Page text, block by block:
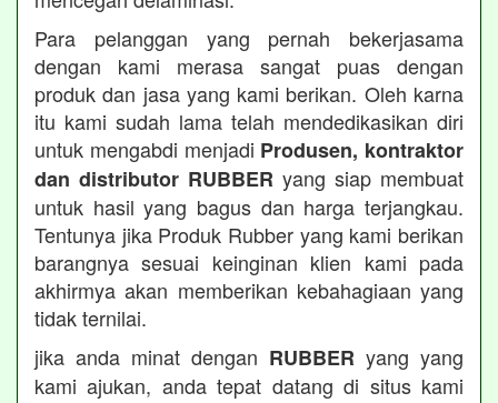
Para pelanggan yang pernah bekerjasama
dengan kami merasa sangat puas dengan
produk dan jasa yang kami berikan. Oleh karna
itu kami sudah lama telah mendedikasikan diri
untuk mengabdi menjadi Produsen, kontraktor
dan distributor RUBBER yang siap membuat
untuk hasil yang bagus dan harga terjangkau.
Tentunya jika Produk Rubber yang kami berikan
barangnya sesuai keinginan klien kami pada
akhirmya akan memberikan kebahagiaan yang
tidak ternilai.
jika anda minat dengan RUBBER yang yang
kami ajukan, anda tepat datang di situs kami